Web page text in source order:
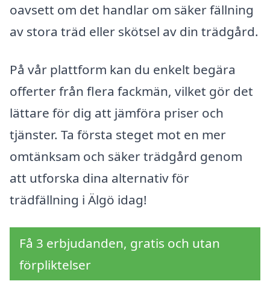
oavsett om det handlar om säker fällning
av stora träd eller skötsel av din trädgård.
På vår plattform kan du enkelt begära
offerter från flera fackmän, vilket gör det
lättare för dig att jämföra priser och
tjänster. Ta första steget mot en mer
omtänksam och säker trädgård genom
att utforska dina alternativ för
trädfällning i Älgö idag!
Få 3 erbjudanden, gratis och utan
förpliktelser